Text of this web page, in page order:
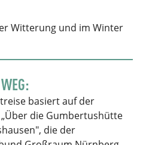
Witterung und im Winter
basiert auf der
die Gumbertushütte
die der